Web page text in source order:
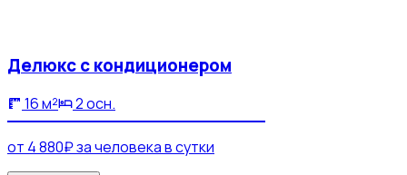
Делюкс с кондиционером
16 м² 2 осн.
от 4 880₽ за человека в сутки